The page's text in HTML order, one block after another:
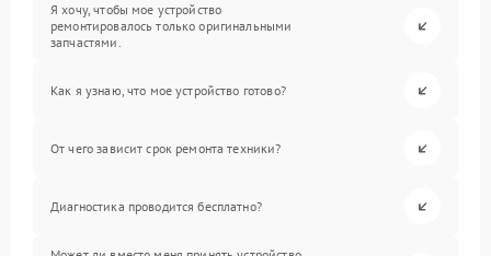
Я хочу, чтобы мое устройство
ремонтировалось только оригинальными
запчастями.
Как я узнаю, что мое устройство готово?
От чего зависит срок ремонта техники?
Диагностика проводится бесплатно?